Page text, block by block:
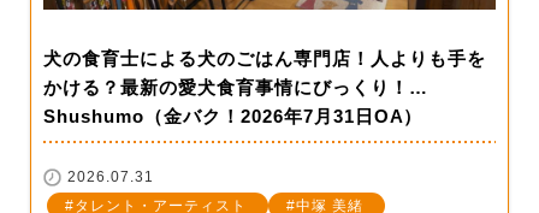
犬の食育士による犬のごはん専門店！人よりも手を
かける？最新の愛犬食育事情にびっくり！…
Shushumo（金バク！2026年7月31日OA）
2026.07.31
タレント・アーティスト
中塚 美緒